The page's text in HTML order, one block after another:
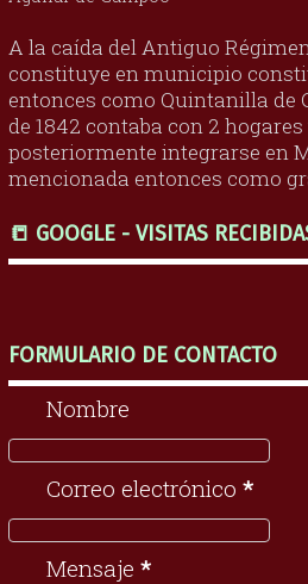
A la caída del Antiguo
constituye en municipio
entonces como Quintanilla de
de 1842 contaba con 2
posteriormente integrarse en
mencionada entonces como
📒 GOOGLE - VISITAS
FORMULARIO DE CONTACTO
Nombre
Correo electrónico *
Mensaje *